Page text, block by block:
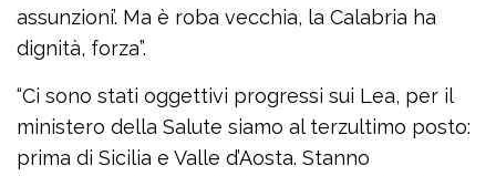
assunzioni’. Ma è roba vecchia, la Calabria ha
dignità, forza”.
“Ci sono stati oggettivi progressi sui Lea, per il
ministero della Salute siamo al terzultimo posto:
prima di Sicilia e Valle d’Aosta. Stanno